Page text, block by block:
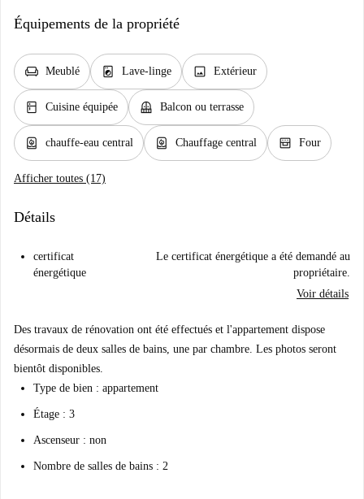
Équipements de la propriété
chair Meublé local_laundry_service Lave-linge image Extérieur
kitchen Cuisine équipée balcony Balcon ou terrasse
water_heater chauffe-eau central water_heater Chauffage central oven_gen Four
Afficher toutes (17)
Détails
certificat
énergétique
Le certificat énergétique a été demandé au
propriétaire.
Voir détails
Des travaux de rénovation ont été effectués et l'appartement dispose
désormais de deux salles de bains, une par chambre. Les photos seront
bientôt disponibles.
Type de bien : appartement
Étage : 3
Ascenseur : non
Nombre de salles de bains : 2